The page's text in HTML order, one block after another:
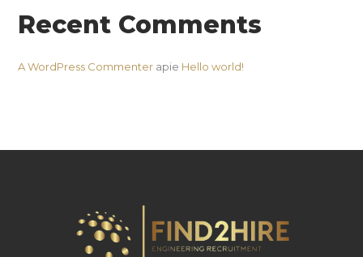
Recent Comments
A WordPress Commenter apie Hello world!